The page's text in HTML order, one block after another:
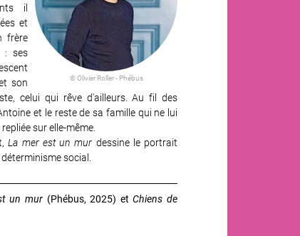
© Olivier Roller - Phébus
il
et
frère
: ses
son
celui qui rêve d'ailleurs. Au fil des
et le reste de sa famille qui ne lui
sur elle-même.
La mer est un mur dessine le portrait
social.
un mur(Phébus, 2025) etChiens de